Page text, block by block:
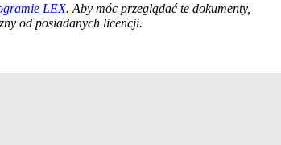
LEX. Aby móc przeglądać te dokumenty,
od posiadanych licencji.